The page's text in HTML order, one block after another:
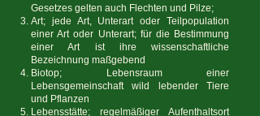
Gesetzes gelten auch Flechten und Pilze;
Art; jede Art, Unterart oder Teilpopulation
einer Art oder Unterart; für die Bestimmung
einer Art ist ihre wissenschaftliche
Bezeichnung maßgebend
Biotop; Lebensraum einer
Lebensgemeinschaft wild lebender Tiere
und Pflanzen
Lebensstätte; regelmäßiger Aufenthaltsort